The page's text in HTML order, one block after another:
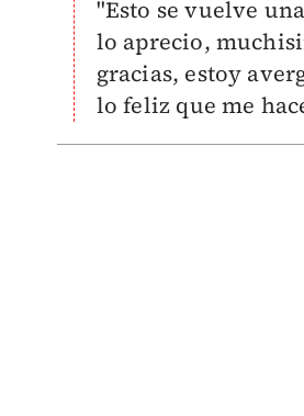
"Esto se vuelve
lo aprecio,
gracias, estoy
lo feliz que me